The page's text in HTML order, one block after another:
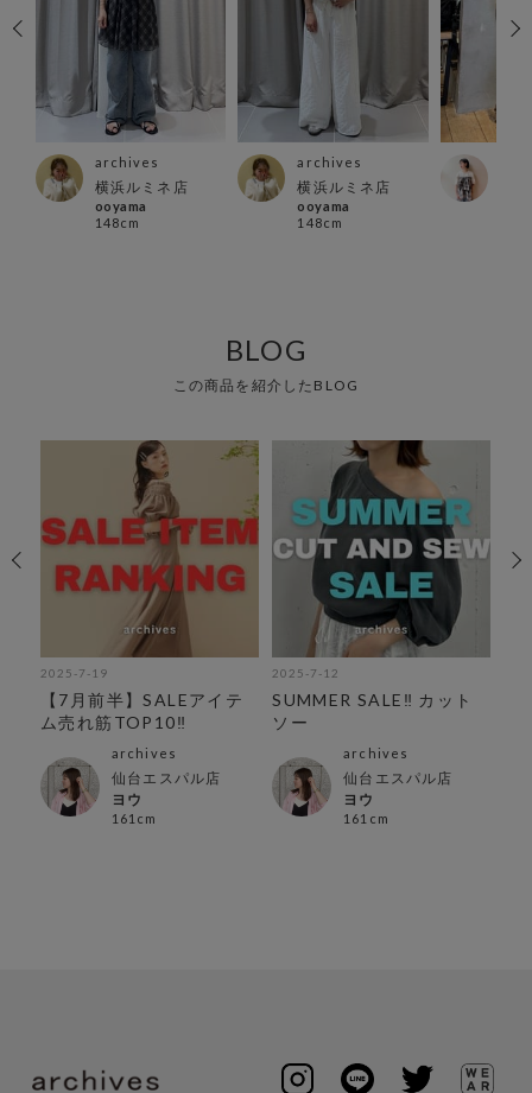
archives
横浜ルミネ店
ooyama
148cm
archives
横浜ルミネ店
ooyama
148cm
BLOG
この商品を紹介したBLOG
2025-7-19
【7月前半】SALEアイテ
ム売れ筋TOP10‼︎
archives
仙台エスパル店
ヨウ
161cm
2025-7-12
SUMMER SALE‼︎ カット
ソー
archives
仙台エスパル店
ヨウ
161cm